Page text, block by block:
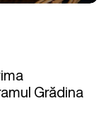
Grădina